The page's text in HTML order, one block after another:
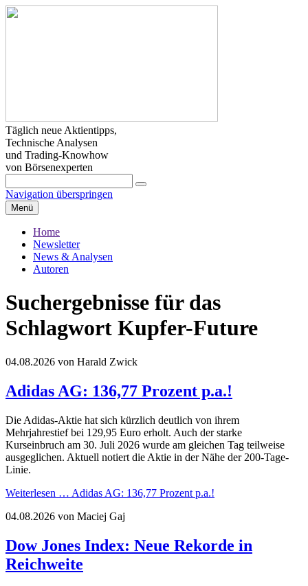
Täglich neue Aktientipps,
Technische Analysen
und Trading-Knowhow
von Börsenexperten
Navigation überspringen
Menü
Home
Newsletter
News & Analysen
Autoren
Suchergebnisse für das
Schlagwort Kupfer-Future
04.08.2026 von Harald Zwick
Adidas AG: 136,77 Prozent p.a.!
Die Adidas-Aktie hat sich kürzlich deutlich von ihrem
Mehrjahrestief bei 129,95 Euro erholt. Auch der starke
Kurseinbruch am 30. Juli 2026 wurde am gleichen Tag teilweise
ausgeglichen. Aktuell notiert die Aktie in der Nähe der 200-Tage-
Linie.
Weiterlesen … Adidas AG: 136,77 Prozent p.a.!
04.08.2026 von Maciej Gaj
Dow Jones Index: Neue Rekorde in
Reichweite